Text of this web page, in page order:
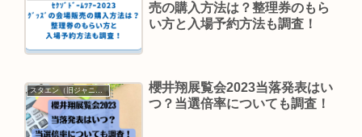
売の購入方法は？整理券のもら
い方と入場予約方法も調査！
櫻井翔展覧会2023当落発表はい
つ？当選倍率についても調査！